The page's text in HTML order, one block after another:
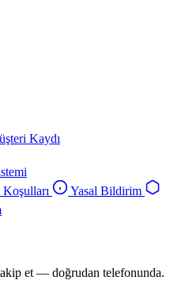
Kaydı
Yasal Bildirim
et — doğrudan telefonunda.